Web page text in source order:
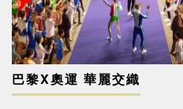
巴黎X奧運 華麗交織